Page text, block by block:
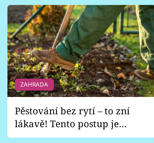
Design
Sledujte prima+
Přihlášení
Sledujte nás
ZAHRADA
Pěstování bez rytí – to zní
lákavě! Tento postup je
vhodný jen pro některé